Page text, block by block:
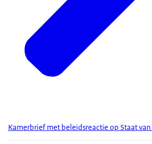
Kamerbrief met beleidsreactie op Staat